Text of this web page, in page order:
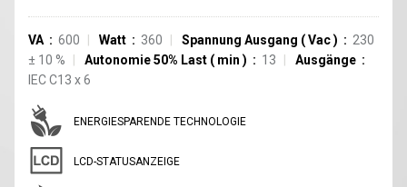
VA 600 Watt 360 Spannung Ausgang (Vac)
230
± 10 % Autonomie 50% Last ( min ) 13
Ausgänge
IEC C13 x6
ENERGIESPARENDE TECHNOLOGIE
LCD-STATUSANZEIGE